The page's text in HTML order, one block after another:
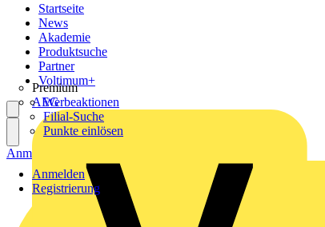
Startseite
News
Akademie
Produktsuche
Partner
Premium
AEG
Voltimum+
Werbeaktionen
Filial-Suche
Punkte einlösen
Anmelden
Registrierung
Anmelden